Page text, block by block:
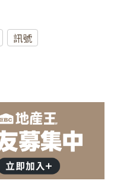
訊號